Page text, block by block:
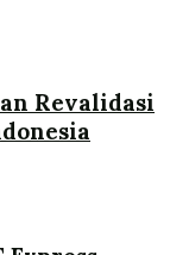
Revalidasi